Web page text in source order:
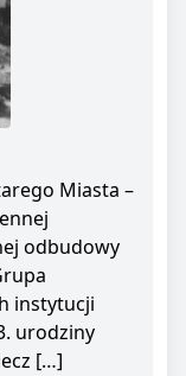
Miasta –
odbudowy
instytucji
urodziny
[…]